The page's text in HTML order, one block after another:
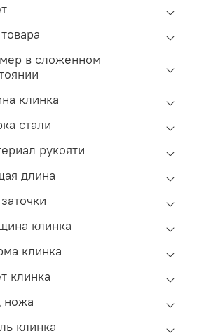
в сложенном
клинка
стали
рукояти
длина
клинка
клинка
клинка
ножа
клинка